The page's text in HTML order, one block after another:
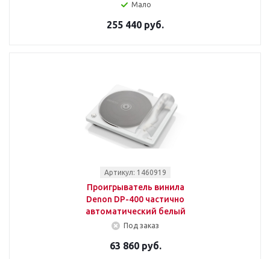
Мало
255 440 руб.
Артикул: 1460919
Проигрыватель винила
Denon DP-400 частично
автоматический белый
Под заказ
63 860 руб.